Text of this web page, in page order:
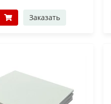
Заказать